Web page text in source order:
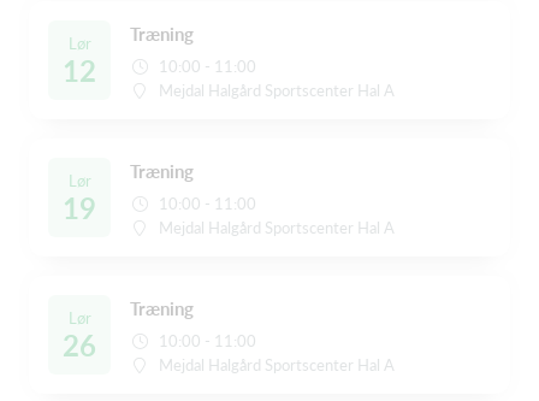
Lør
12
Træning
10:00 - 11:00
Mejdal Halgård Sportscenter Hal A
Lør
19
Træning
10:00 - 11:00
Mejdal Halgård Sportscenter Hal A
Lør
26
Træning
10:00 - 11:00
Mejdal Halgård Sportscenter Hal A